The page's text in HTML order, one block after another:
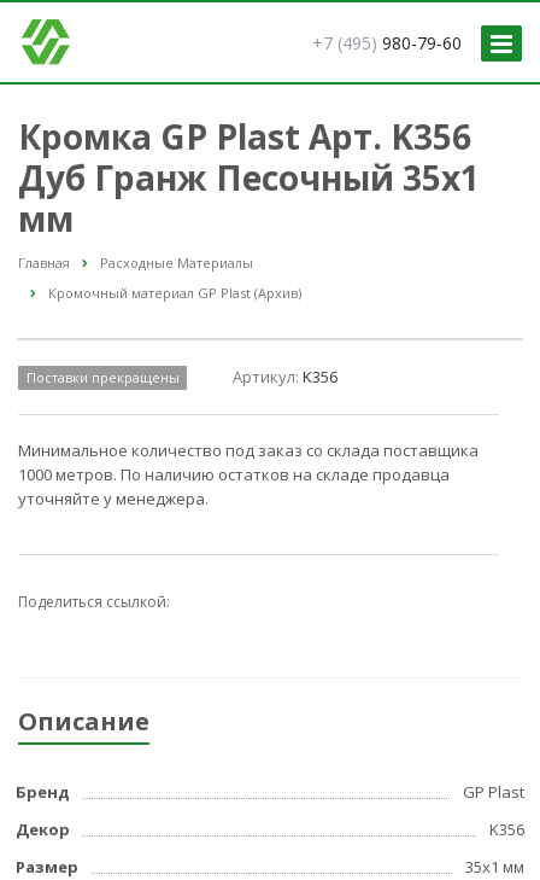
+7 (495) 980-79-60
Кромка GP Plast Арт. K356
Дуб Гранж Песочный 35x1
мм
Главная
Расходные Материалы
Кромочный материал GP Plast (Архив)
Поставки прекращены Артикул:K356
Минимальное количество под заказ со склада поставщика
1000 метров. По наличию остатков на складе продавца
уточняйте у менеджера.
Поделиться ссылкой:
Описание
Бренд
GP Plast
Декор
K356
Размер
35x1 мм